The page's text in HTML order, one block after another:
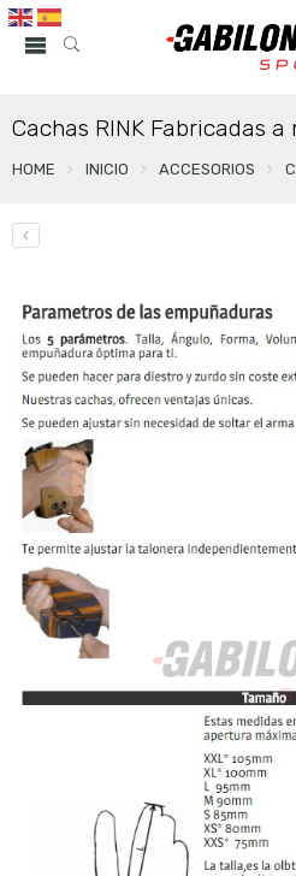
Cachas RINK Fabricadas a
HOME INICIO ACCESORIOS